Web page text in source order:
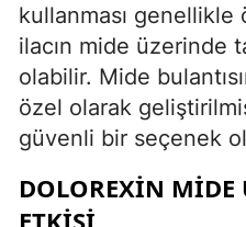
kullanması
ilacın mide üzerinde
olabilir. Mide
özel olarak
güvenli bir seçenek
DOLOREXIN MIDE
ETKISI